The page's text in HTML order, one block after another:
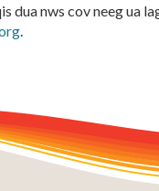
dua nws cov neeg ua
.